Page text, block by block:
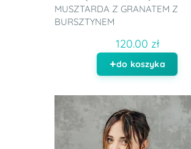
MUSZTARDA Z GRANATEM Z
BURSZTYNEM
120.00 zł
do koszyka